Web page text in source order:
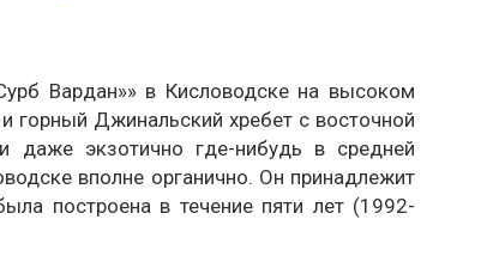
Вардан»» в Кисловодске на высоком
горный Джинальский хребет с восточной
экзотично где-нибудь в средней
вполне органично. Он принадлежит
построена в течение пяти лет (1992-